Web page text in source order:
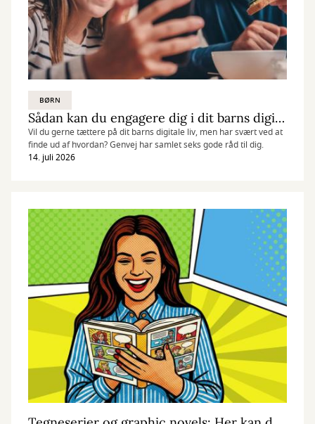
BØRN
Sådan kan du engagere dig i dit barns digitale liv
Vil du gerne tættere på dit barns digitale liv, men har svært ved at
finde ud af hvordan? Genvej har samlet seks gode råd til dig.
14. juli 2026